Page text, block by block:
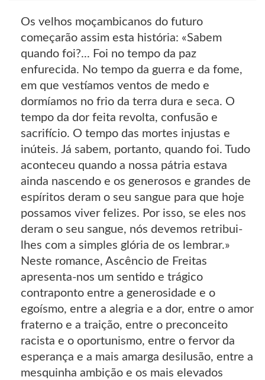
Os velhos moçambicanos do futuro
começarão assim esta história: «Sabem
quando foi?... Foi no tempo da paz
enfurecida. No tempo da guerra e da fome,
em que vestíamos ventos de medo e
dormíamos no frio da terra dura e seca. O
tempo da dor feita revolta, confusão e
sacrifício. O tempo das mortes injustas e
inúteis. Já sabem, portanto, quando foi. Tudo
aconteceu quando a nossa pátria estava
ainda nascendo e os generosos e grandes de
espíritos deram o seu sangue para que hoje
possamos viver felizes. Por isso, se eles nos
deram o seu sangue, nós devemos retribui-
lhes com a simples glória de os lembrar.»
Neste romance, Ascêncio de Freitas
apresenta-nos um sentido e trágico
contraponto entre a generosidade e o
egoísmo, entre a alegria e a dor, entre o amor
fraterno e a traição, entre o preconceito
racista e o oportunismo, entre o fervor da
esperança e a mais amarga desilusão, entre a
mesquinha ambição e os mais elevados